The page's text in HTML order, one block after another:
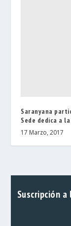
Saranyana
Sede dedica a
17 Marzo, 2017
Suscripción